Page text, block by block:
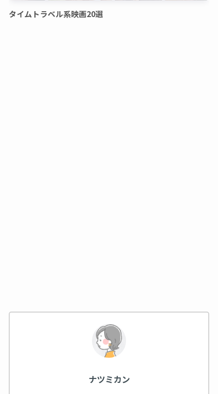
タイムトラベル系映画20選
ナツミカン